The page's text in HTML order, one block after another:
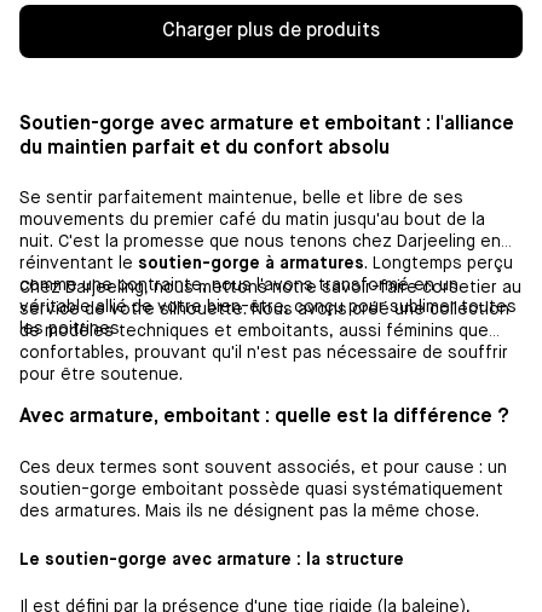
Charger plus de produits
Soutien-gorge avec armature et emboitant : l'alliance
du maintien parfait et du confort absolu
Se sentir parfaitement maintenue, belle et libre de ses
mouvements du premier café du matin jusqu'au bout de la
nuit. C'est la promesse que nous tenons chez Darjeeling en
réinventant le soutien-gorge à armatures. Longtemps perçu
comme une contrainte, nous l'avons transformé en un
véritable allié de votre bien-être, conçu pour sublimer toutes
les poitrines.
Chez Darjeeling, nous mettons notre savoir-faire corsetier au
service de votre silhouette. Nous avons créé une collection
de modèles techniques et emboitants, aussi féminins que
confortables, prouvant qu'il n'est pas nécessaire de souffrir
pour être soutenue.
Avec armature, emboitant : quelle est la différence ?
Ces deux termes sont souvent associés, et pour cause : un
soutien-gorge emboitant possède quasi systématiquement
des armatures. Mais ils ne désignent pas la même chose.
Le soutien-gorge avec armature : la structure
Il est défini par la présence d'une tige rigide (la baleine),